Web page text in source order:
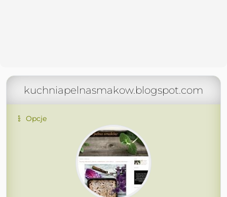
kuchniapelnasmakow.blogspot.com
Opcje